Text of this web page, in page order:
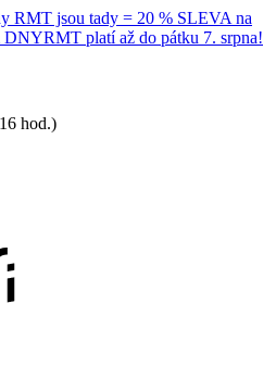
RMT jsou tady = 20 % SLEVA na
platí až do pátku 7. srpna!
hod.)